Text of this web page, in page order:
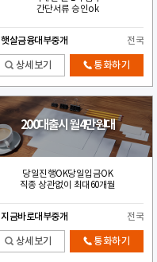
간단서류 승인ok
햇살금융대부중개 전국
상세보기 통화하기
200대출시 월4만원대
당일진행OK당일입금OK
직종 상관없이 최대60개월
지금바로대부중개 전국
상세보기 통화하기